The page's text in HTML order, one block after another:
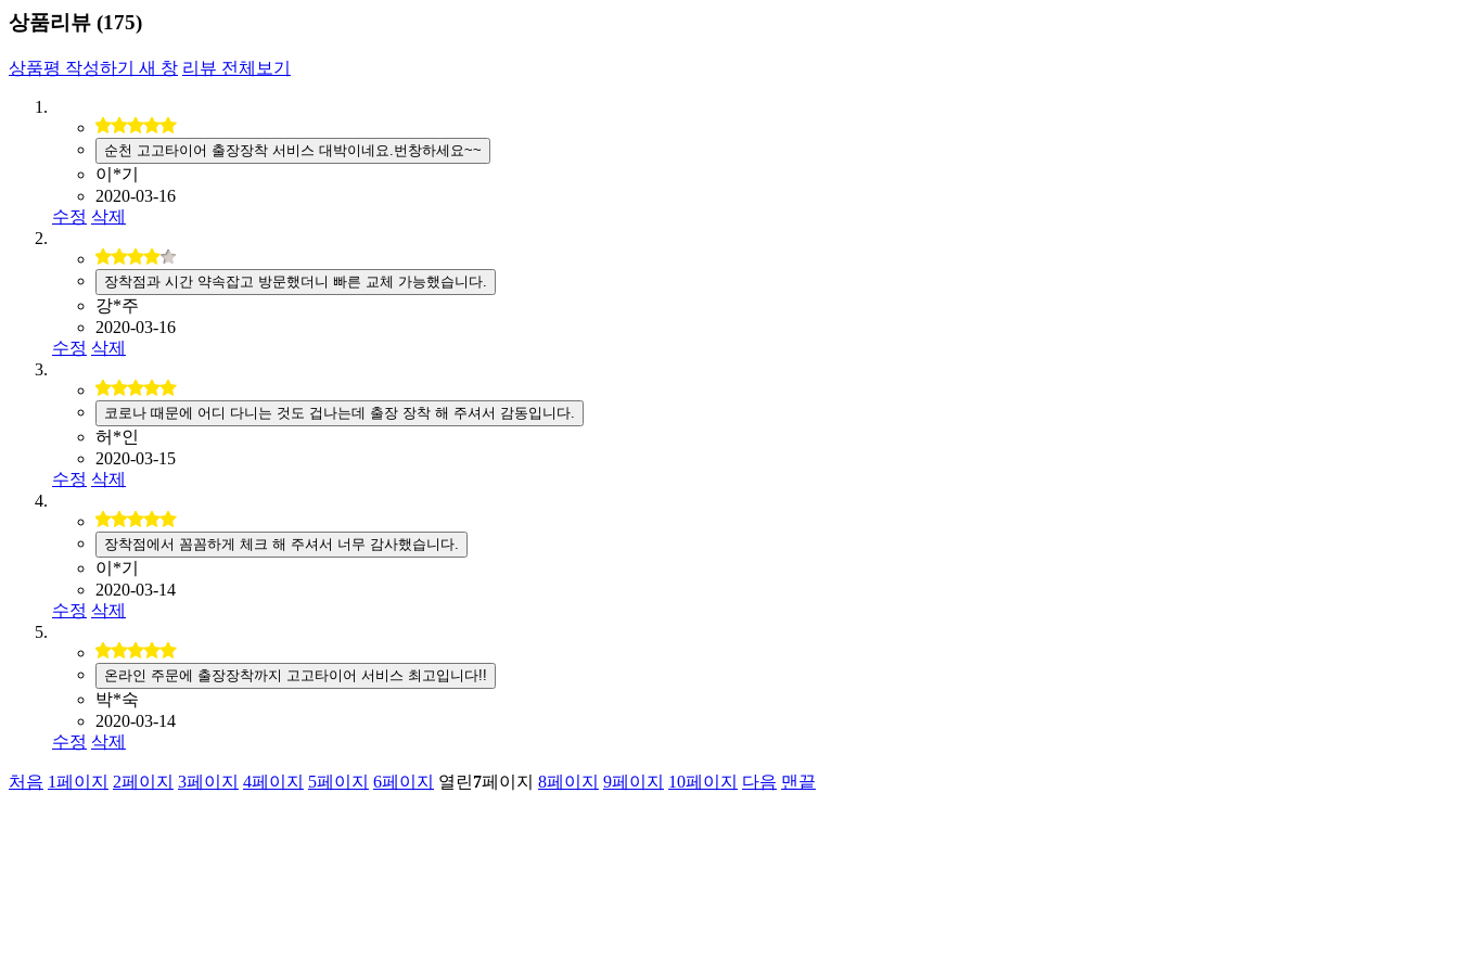
상품리뷰 (175)
상품평 작성하기 새 창 리뷰 전체보기
순천 고고타이어 출장장착 서비스 대박이네요.번창하세요~~
이*기
2020-03-16
수정 삭제
장착점과 시간 약속잡고 방문했더니 빠른 교체 가능했습니다.
강*주
2020-03-16
수정 삭제
코로나 때문에 어디 다니는 것도 겁나는데 출장 장착 해 주셔서 감동입니다.
허*인
2020-03-15
수정 삭제
장착점에서 꼼꼼하게 체크 해 주셔서 너무 감사했습니다.
이*기
2020-03-14
수정 삭제
온라인 주문에 출장장착까지 고고타이어 서비스 최고입니다!!
박*숙
2020-03-14
수정 삭제
처음 1페이지 2페이지 3페이지 4페이지 5페이지 6페이지 열린7페이지 8페이지 9페이지 10페이지 다음 맨끝